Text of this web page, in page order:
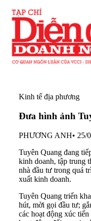
Kinh tế địa phương
Đưa hình ảnh
PHƯƠNG ANH• 25/
Tuyên Quang đang
kinh doanh, tập trung
nhà đầu tư trong quá
xuất kinh doanh.
Tuyên Quang triển
hút, mời gọi đầu tư;
các hoạt động xúc